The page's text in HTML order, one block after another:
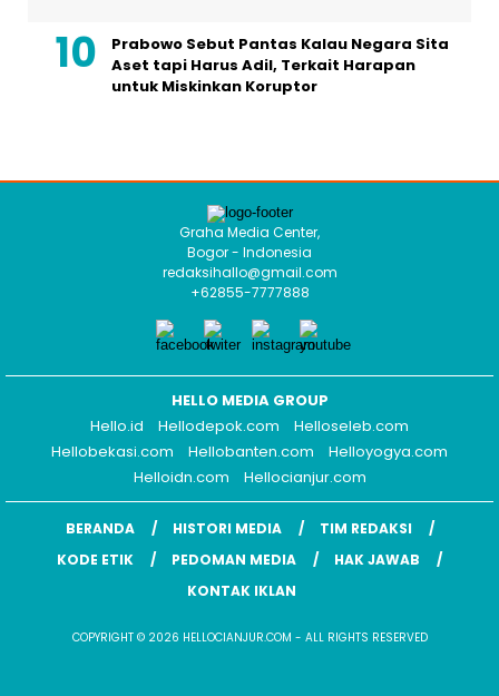
Prabowo Sebut Pantas Kalau Negara Sita
Aset tapi Harus Adil, Terkait Harapan
untuk Miskinkan Koruptor
Graha Media Center,
Bogor - Indonesia
redaksihallo@gmail.com
+62855-7777888
HELLO MEDIA GROUP
Hello.id
Hellodepok.com
Helloseleb.com
Hellobekasi.com
Hellobanten.com
Helloyogya.com
Helloidn.com
Hellocianjur.com
BERANDA HISTORI MEDIA
TIM REDAKSI
KODE ETIK
PEDOMAN MEDIA
HAK JAWAB
KONTAK IKLAN
COPYRIGHT © 2026 HELLOCIANJUR.COM - ALL RIGHTS RESERVED